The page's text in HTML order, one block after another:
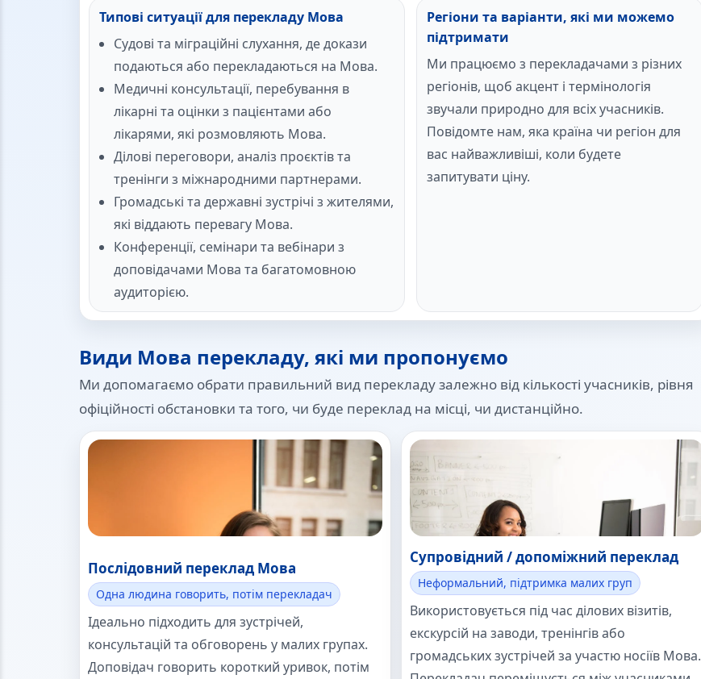
Типові ситуації для перекладу Мова
Судові та міграційні слухання, де докази
подаються або перекладаються на Мова.
Медичні консультації, перебування в
лікарні та оцінки з пацієнтами або
лікарями, які розмовляють Мова.
Ділові переговори, аналіз проєктів та
тренінги з міжнародними партнерами.
Громадські та державні зустрічі з жителями,
які віддають перевагу Мова.
Конференції, семінари та вебінари з
доповідачами Мова та багатомовною
аудиторією.
Регіони та варіанти, які ми можемо
підтримати
Ми працюємо з перекладачами з різних
регіонів, щоб акцент і термінологія
звучали природно для всіх учасників.
Повідомте нам, яка країна чи регіон для
вас найважливіші, коли будете
запитувати ціну.
Види Мова перекладу, які ми пропонуємо
Ми допомагаємо обрати правильний вид перекладу залежно від кількості учасників, рівня
офіційності обстановки та того, чи буде переклад на місці, чи дистанційно.
Послідовний переклад Мова
Одна людина говорить, потім перекладач
Ідеально підходить для зустрічей,
консультацій та обговорень у малих групах.
Доповідач говорить короткий уривок, потім
Супровідний / допоміжний переклад
Неформальний, підтримка малих груп
Використовується під час ділових візитів,
екскурсій на заводи, тренінгів або
громадських зустрічей за участю носіїв Мова.